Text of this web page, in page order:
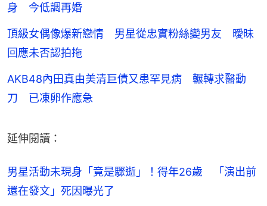
身 今低調再婚
頂級女偶像爆新戀情 男星從忠實粉絲變男友 曖昧
回應未否認拍拖
AKB48內田真由美清巨債又患罕見病 輾轉求醫動
刀 已凍卵作應急
延伸閱讀：
男星活動未現身「竟是驟逝」！得年26歲　「演出前
還在發文」死因曝光了